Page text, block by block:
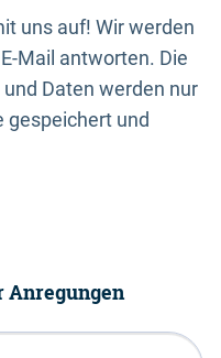
uns auf! Wir werden
Mail antworten. Die
Daten werden nur
gespeichert und
Anregungen